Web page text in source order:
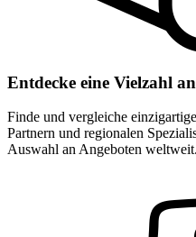
Entdecke eine Vielzahl
Finde und vergleiche
Partnern und regionalen
Auswahl an Angeboten weltweit.